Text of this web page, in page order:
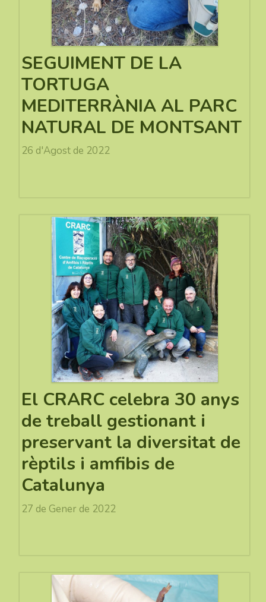
SEGUIMENT DE LA
TORTUGA
MEDITERRÀNIA AL PARC
NATURAL DE MONTSANT
26 d'Agost de 2022
El CRARC celebra 30 anys
de treball gestionant i
preservant la diversitat de
rèptils i amfibis de
Catalunya
27 de Gener de 2022